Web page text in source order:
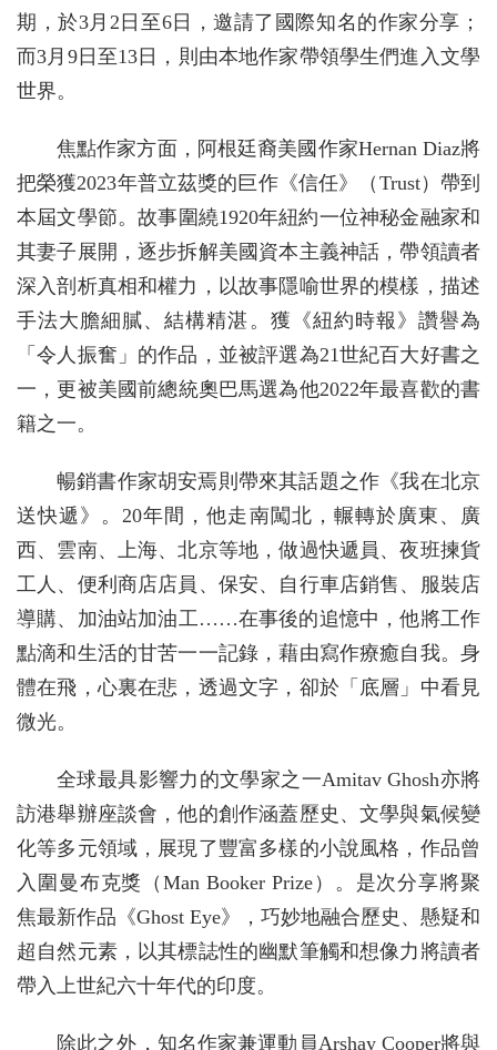
期，於3月2日至6日，邀請了國際知名的作家分享；
而3月9日至13日，則由本地作家帶領學生們進入文學
世界。
焦點作家方面，阿根廷裔美國作家Hernan Diaz將
把榮獲2023年普立茲獎的巨作《信任》（Trust）帶到
本屆文學節。故事圍繞1920年紐約一位神秘金融家和
其妻子展開，逐步拆解美國資本主義神話，帶領讀者
深入剖析真相和權力，以故事隱喻世界的模樣，描述
手法大膽細膩、結構精湛。獲《紐約時報》讚譽為
「令人振奮」的作品，並被評選為21世紀百大好書之
一，更被美國前總統奧巴馬選為他2022年最喜歡的書
籍之一。
暢銷書作家胡安焉則帶來其話題之作《我在北京
送快遞》。20年間，他走南闖北，輾轉於廣東、廣
西、雲南、上海、北京等地，做過快遞員、夜班揀貨
工人、便利商店店員、保安、自行車店銷售、服裝店
導購、加油站加油工……在事後的追憶中，他將工作
點滴和生活的甘苦一一記錄，藉由寫作療癒自我。身
體在飛，心裏在悲，透過文字，卻於「底層」中看見
微光。
全球最具影響力的文學家之一Amitav Ghosh亦將
訪港舉辦座談會，他的創作涵蓋歷史、文學與氣候變
化等多元領域，展現了豐富多樣的小說風格，作品曾
入圍曼布克獎（Man Booker Prize）。是次分享將聚
焦最新作品《Ghost Eye》，巧妙地融合歷史、懸疑和
超自然元素，以其標誌性的幽默筆觸和想像力將讀者
帶入上世紀六十年代的印度。
除此之外，知名作家兼運動員Arshay Cooper將與